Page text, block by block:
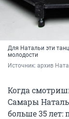
Для Натальи эти
молодости
Источник: архив
Когда
Самары
больше 35